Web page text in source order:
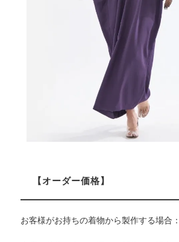
【オーダー価格】
お客様がお持ちの着物から製作する場合：